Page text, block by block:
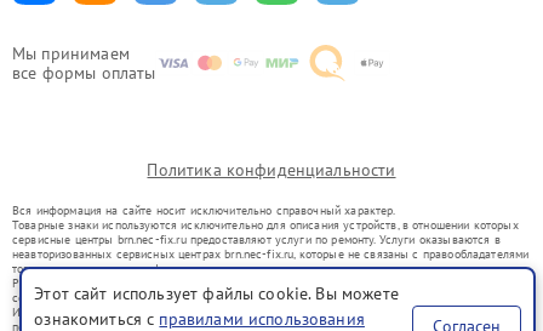
Мы принимаем
все формы оплаты
Политика конфиденциальности
Вся информация на сайте носит исключительно справочный характер.
Товарные знаки используются исключительно для описания устройств, в отношении которых
сервисные центры brn.nec-fix.ru предоставляют услуги по ремонту. Услуги оказываются в
неавторизованных сервисных центрах brn.nec-fix.ru, которые не связаны с правообладателями
товарных знаков или их официальными представителями.
Ремонт осуществляется для устройств, уже введенных в гражданский оборот в соответствии
со статьей 1487 ГК РФ.
Использование товарных знаков не преследует цели индивидуализации услуг или введения
потребителей в заблуждение, а служит для информирования о предоставляемых услугах по
Этот сайт использует файлы cookie. Вы можете
ознакомиться с правилами использования Согласен